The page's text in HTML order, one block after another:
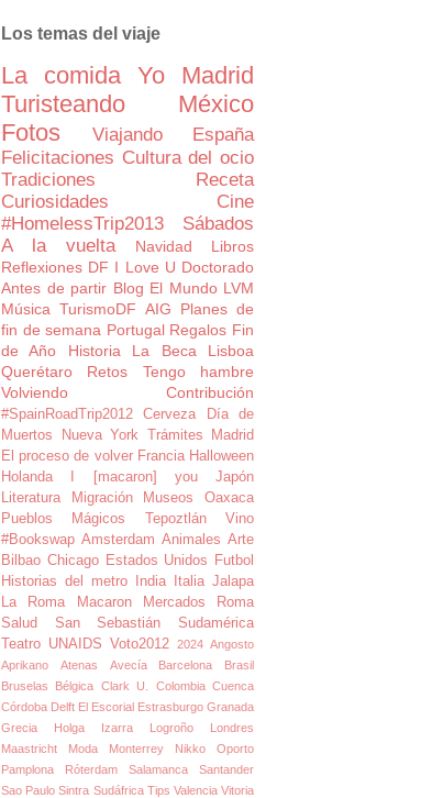
Los temas del viaje
La comida Yo
Madrid
Turisteando
México
Fotos
Viajando
España
Felicitaciones Cultura del ocio
Tradiciones
Receta
Curiosidades
Cine
#HomelessTrip2013
Sábados
A la vuelta
Navidad
Libros
Reflexiones DF I Love U Doctorado
Antes de partir Blog El Mundo LVM
Música TurismoDF AIG
Planes de
fin de semana Portugal Regalos Fin
de Año
Historia La Beca
Lisboa
Querétaro
Retos
Tengo hambre
Volviendo
Contribución
#SpainRoadTrip2012 Cerveza
Día de
Muertos
Nueva York
Trámites Madrid
El proceso de volver Francia Halloween
Holanda
I [macaron] you
Japón
Literatura
Migración Museos
Oaxaca
Pueblos Mágicos
Tepoztlán
Vino
#Bookswap Amsterdam Animales Arte
Bilbao Chicago Estados Unidos
Futbol
Historias del metro
India Italia Jalapa
La Roma
Macaron Mercados
Roma
Salud
San Sebastián
Sudamérica
Teatro UNAIDS Voto2012 2024 Angosto
Aprikano
Atenas Avecía Barcelona
Brasil
Bruselas
Bélgica Clark U. Colombia Cuenca
Córdoba Delft El Escorial Estrasburgo Granada
Grecia
Holga Izarra Logroño
Londres
Maastricht
Moda Monterrey Nikko
Oporto
Pamplona
Róterdam Salamanca
Santander
Sao Paulo Sintra Sudáfrica Tips Valencia Vitoria